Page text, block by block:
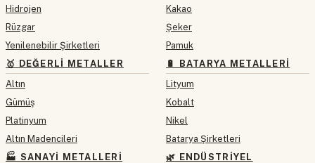
Hidrojen
Rüzgar
Yenilenebilir Şirketleri
🥇 DEĞERLI METALLER
Altın
Gümüş
Platinyum
Altın Madencileri
🏭 SANAYI METALLERI
Kakao
Şeker
Pamuk
🔋 BATARYA METALLERI
Lityum
Kobalt
Nikel
Batarya Şirketleri
🌿 ENDÜSTRIYEL